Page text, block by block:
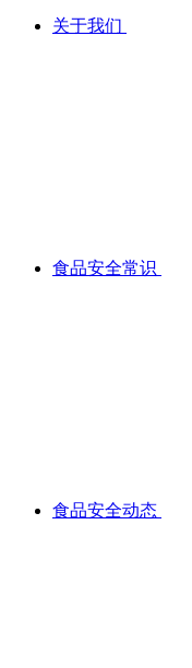
关于我们
食品安全常识
食品安全动态